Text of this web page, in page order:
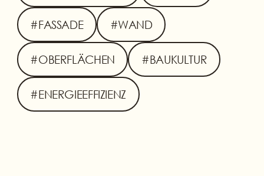
#FASSADE #WAND
#OBERFLÄCHEN #BAUKULTUR
#ENERGIEEFFIZIENZ